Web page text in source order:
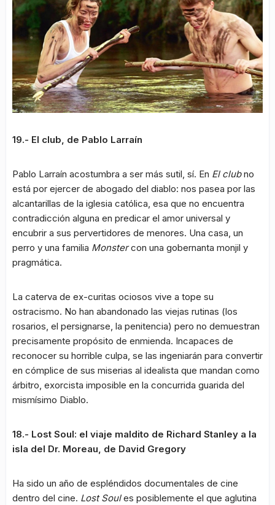
19.- El club, de Pablo Larraín
Pablo Larraín acostumbra a ser más sutil, sí. En El clubno
está por ejercer de abogado del diablo: nos pasea por las
alcantarillas de la iglesia católica, esa que no encuentra
contradicción alguna en predicar el amor universal y
encubrir a sus pervertidores de menores. Una casa, un
perro y una familia Monstercon una gobernanta monjil y
pragmática.
La caterva de ex-curitas ociosos vive a tope su
ostracismo. No han abandonado las viejas rutinas (los
rosarios, el persignarse, la penitencia) pero no demuestran
precisamente propósito de enmienda. Incapaces de
reconocer su horrible culpa, se las ingeniarán para convertir
en cómplice de sus miserias al idealista que mandan como
árbitro, exorcista imposible en la concurrida guarida del
mismísimo Diablo.
18.- Lost Soul: el viaje maldito de Richard Stanley a la
isla del Dr. Moreau, de David Gregory
Ha sido un año de espléndidos documentales de cine
dentro del cine. Lost Soules posiblemente el que aglutina